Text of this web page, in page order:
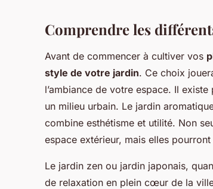
Comprendre les
Avant de commencer à cultiver vos
style de votre jardin. Ce choix
l’ambiance de votre espace. Il
un milieu urbain. Le jardin
combine esthétisme et utilité. Non
espace extérieur, mais elles
Le jardin zen ou jardin japonais,
de relaxation en plein cœur de la